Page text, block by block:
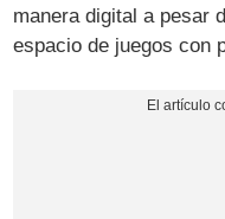
manera digital a pesar
espacio de juegos con